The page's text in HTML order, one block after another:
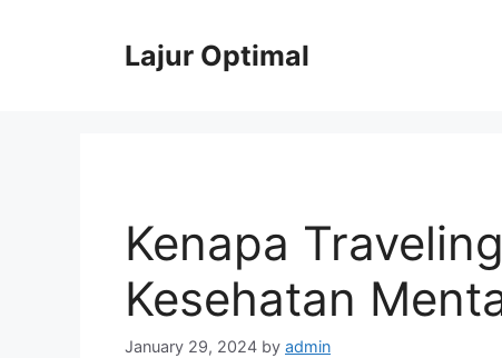
Lajur Optimal
Kenapa
Kesehatan
January 29, 2024 by admin